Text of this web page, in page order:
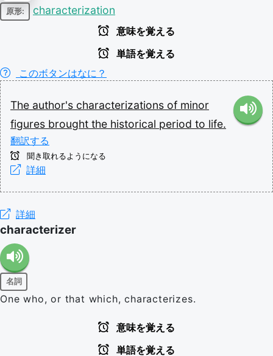
原形: characterization
意味を覚える
単語を覚える
このボタンはなに？
The author's characterizations of minor
figures brought the historical period to life.
翻訳する
聞き取れるようになる
詳細
詳細
characterizer
名詞
One who, or that which, characterizes.
意味を覚える
単語を覚える